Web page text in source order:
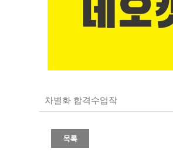
차별화 합격수업작